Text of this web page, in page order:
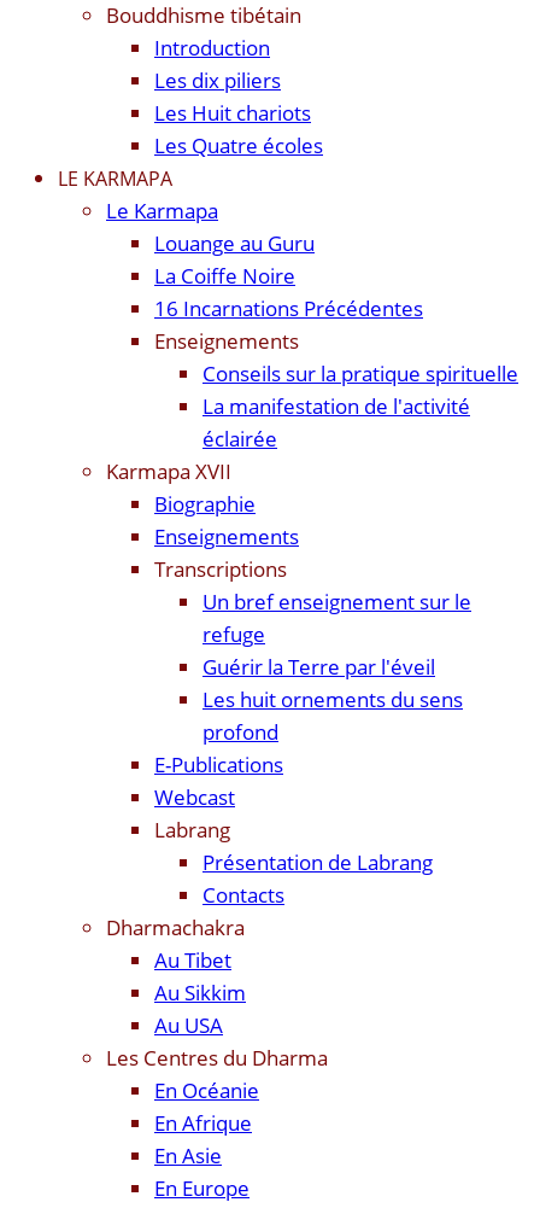
Bouddhisme tibétain
Introduction
Les dix piliers
Les Huit chariots
Les Quatre écoles
LE KARMAPA
Le Karmapa
Louange au Guru
La Coiffe Noire
16 Incarnations Précédentes
Enseignements
Conseils sur la pratique spirituelle
La manifestation de l'activité
éclairée
Karmapa XVII
Biographie
Enseignements
Transcriptions
Un bref enseignement sur le
refuge
Guérir la Terre par l'éveil
Les huit ornements du sens
profond
E-Publications
Webcast
Labrang
Présentation de Labrang
Contacts
Dharmachakra
Au Tibet
Au Sikkim
Au USA
Les Centres du Dharma
En Océanie
En Afrique
En Asie
En Europe